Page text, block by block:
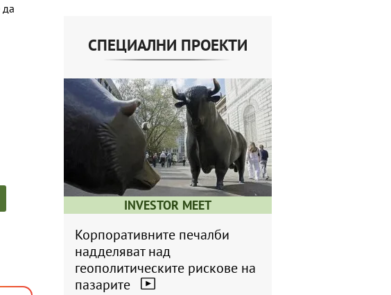
СПЕЦИАЛНИ ПРОЕКТИ
INVESTOR MEET
Корпоративните печалби
надделяват над
геополитическите рискове на
пазарите